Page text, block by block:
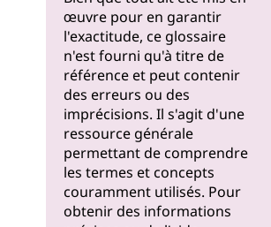
œuvre pour en garantir
l'exactitude, ce glossaire
n'est fourni qu'à titre de
référence et peut contenir
des erreurs ou des
imprécisions. Il s'agit d'une
ressource générale
permettant de comprendre
les termes et concepts
couramment utilisés. Pour
obtenir des informations